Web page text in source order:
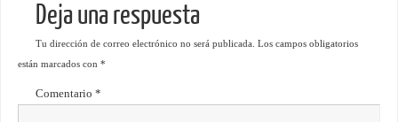
Deja una respuesta
Tu dirección de correo electrónico no será publicada. Los campos obligatorios
están marcados con *
Comentario *